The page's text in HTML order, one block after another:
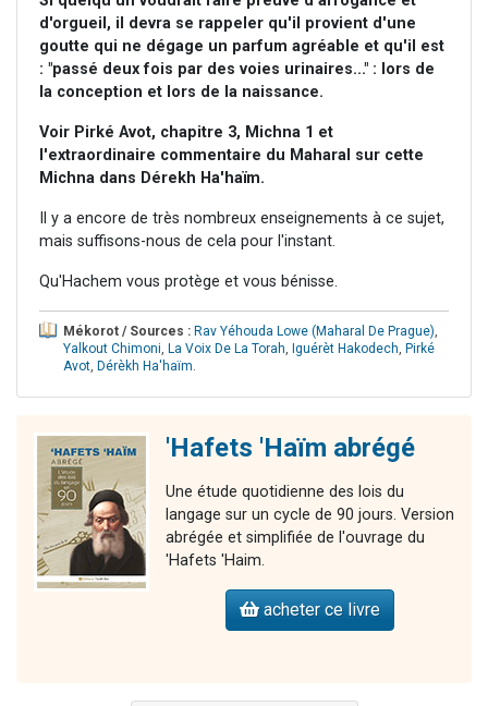
d'orgueil, il devra se rappeler qu'il provient d'une
goutte qui ne dégage un parfum agréable et qu'il est
: "passé deux fois par des voies urinaires..." : lors de
la conception et lors de la naissance.
Voir Pirké Avot, chapitre 3, Michna 1 et
l'extraordinaire commentaire du Maharal sur cette
Michna dans Dérekh Ha'haïm.
Il y a encore de très nombreux enseignements à ce sujet,
mais suffisons-nous de cela pour l'instant.
Qu'Hachem vous protège et vous bénisse.
Mékorot / Sources : Rav Yéhouda Lowe (Maharal De Prague),
Yalkout Chimoni, La Voix De La Torah, Iguérèt Hakodech, Pirké
Avot, Dérèkh Ha'haïm.
'Hafets 'Haïm abrégé
Une étude quotidienne des lois du
langage sur un cycle de 90 jours. Version
abrégée et simplifiée de l'ouvrage du
'Hafets 'Haim.
acheter ce livre